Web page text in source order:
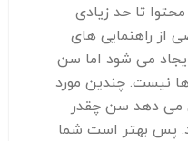
تا حد زیادی
از راهنمایی های
می شود اما سن
نیست. چندین مورد
می دهد سن چقدر
پس بهتر است شما